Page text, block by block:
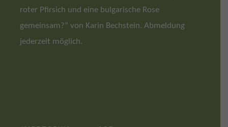
roter Pfirsich und eine bulgarische Rose
gemeinsam?” von Karin Bechstein. Abmeldung
jederzeit möglich.